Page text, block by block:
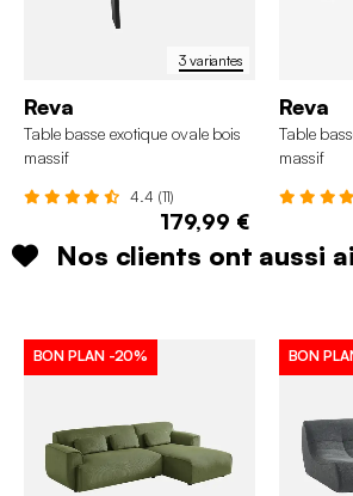
3 variantes
Reva
Table basse exotique ovale bois
massif
4.4 (11)
179,99 €
Reva
Table
massif
Nos clients ont aussi
BON PLAN -20% BON